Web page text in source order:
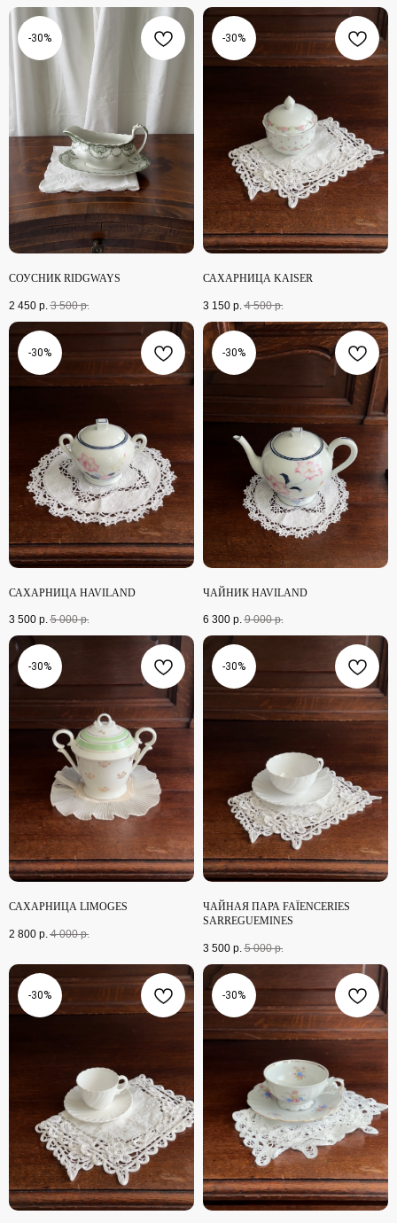
-30%
СОУСНИК RIDGWAYS
2 450 р. 3 500 р.
-30%
САХАРНИЦА KAISER
3 150 р. 4 500 р.
-30%
САХАРНИЦА HAVILAND
3 500 р. 5 000 р.
-30%
ЧАЙНИК HAVILAND
6 300 р. 9 000 р.
-30%
САХАРНИЦА LIMOGES
2 800 р. 4 000 р.
-30%
ЧАЙНАЯ ПАРА FAÏENCERIES
SARREGUEMINES
3 500 р. 5 000 р.
-30% -30%
МОМЕНТЫ
PINTEREST
TELEGRAM
РАЗРАБОТКА САЙТА